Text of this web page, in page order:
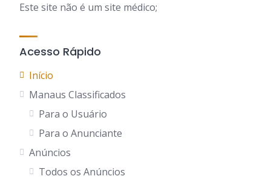
Este site não é um site médico;
Acesso Rápido
Início
Manaus Classificados
Para o Usuário
Para o Anunciante
Anúncios
Todos os Anúncios